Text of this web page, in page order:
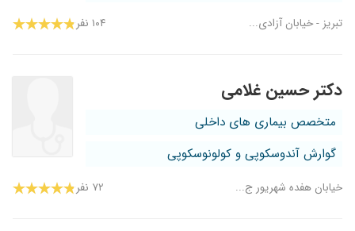
تبریز - خیابان آزادی... ۱۰۴ نفر
دکتر حسین غلامی
متخصص بیماری های داخلی
گوارش آندوسکوپی و کولونوسکوپی
خیابان هفده شهریور ج... ۷۲ نفر